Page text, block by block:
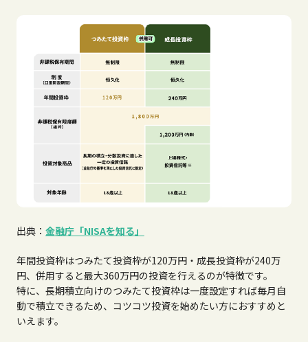
出典： 金融庁「NISAを知る」
年間投資枠はつみたて投資枠が120万円・成長投資枠が240万
円、併用すると最大360万円の投資を行えるのが特徴です。
特に、長期積立向けのつみたて投資枠は一度設定すれば毎月自
動で積立できるため、コツコツ投資を始めたい方におすすめと
いえます。